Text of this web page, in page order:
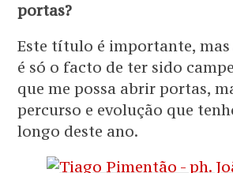
portas?
Este título é importante, mas
é só o facto de ter sido
que me possa abrir portas,
percurso e evolução que
longo deste ano.